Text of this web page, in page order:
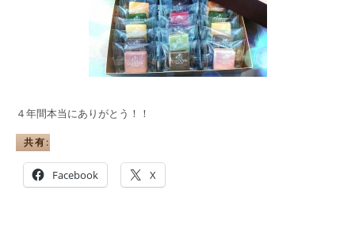
４年間本当にありがとう！！
共有:
Facebook X